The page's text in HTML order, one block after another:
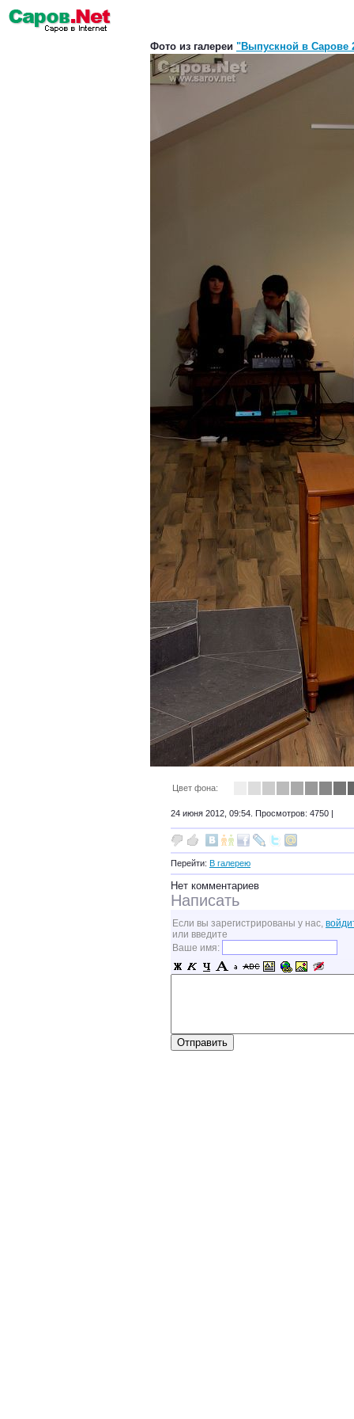
Фото из галереи "Выпускной в Сарове
Цвет фона:
24 июня 2012, 09:54. Просмотров: 4750 |
Перейти: В галерею
Нет комментариев
Написать
Если вы зарегистрированы у нас,
или введите
Ваше имя: